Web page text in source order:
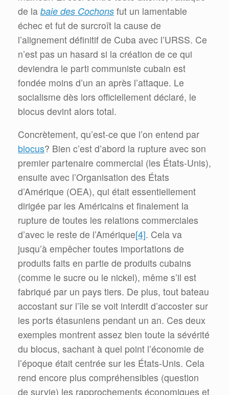
de la baie des Cochons fut un lamentable
échec et fut de surcroît la cause de
l’alignement définitif de Cuba avec l’URSS. Ce
n’est pas un hasard si la création de ce qui
deviendra le parti communiste cubain est
fondée moins d’un an après l’attaque. Le
socialisme dès lors officiellement déclaré, le
blocus devint alors total.
Concrètement, qu’est-ce que l’on entend par
blocus? Bien c’est d’abord la rupture avec son
premier partenaire commercial (les États-Unis),
ensuite avec l’Organisation des États
d’Amérique (OEA), qui était essentiellement
dirigée par les Américains et finalement la
rupture de toutes les relations commerciales
d’avec le reste de l’Amérique[4]. Cela va
jusqu’à empêcher toutes importations de
produits faits en partie de produits cubains
(comme le sucre ou le nickel), même s’il est
fabriqué par un pays tiers. De plus, tout bateau
accostant sur l’île se voit interdit d’accoster sur
les ports étasuniens pendant un an. Ces deux
exemples montrent assez bien toute la sévérité
du blocus, sachant à quel point l’économie de
l’époque était centrée sur les États-Unis. Cela
rend encore plus compréhensibles (question
de survie) les rapprochements économiques et